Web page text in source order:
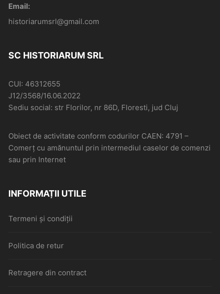
Email:
historiarumsrl@gmail.com
SC HISTORIARUM SRL
CUI: 46312655
J12/3568/16.06.2022
Sediu social: str Florilor, nr 86D, Floresti, jud Cluj
Obiect de activitate conform codurilor CAEN: 4791 –
Comerţ cu amănuntul prin intermediul caselor de comenzi
sau prin Internet
INFORMAȚII UTILE
Termeni și condiții
Politica de retur
Retragere din contract